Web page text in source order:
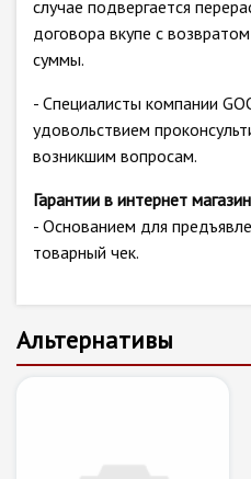
случае подвергается
договора вкупе с
суммы.
- Специалисты компании
удовольствием
возникшим вопросам.
Гарантии в интернет
- Основанием для
товарный чек.
Альтернативы